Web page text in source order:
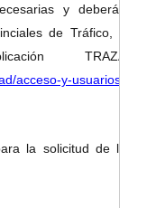
y deberán
de Tráfico, a
TRAZA
acceso-y-usuarios-
la solicitud de la